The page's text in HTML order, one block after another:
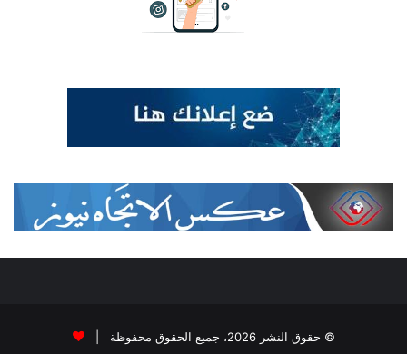
© حقوق النشر 2026، جميع الحقوق محفوظة |